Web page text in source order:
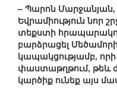
– Պարոն
Եվրամիություն նոր
տեքստի
բարձրացել
կապակցությամբ, որի
փաստաթղթում, թեև
կարծիք ունեք այս